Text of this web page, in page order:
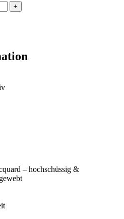
– hochschüssig &